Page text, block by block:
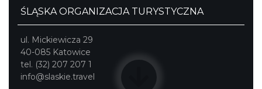
ŚLĄSKA ORGANIZACJA TURYSTYCZNA
ul. Mickiewicza 29
40-085 Katowice
tel. (32) 207 207 1
info@slaskie.travel